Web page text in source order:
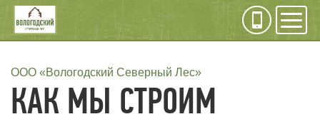
Инфо
СТРОКА
НАВИГАЦИИ
ООО «Вологодский Северный Лес»
КАК МЫ СТРОИМ